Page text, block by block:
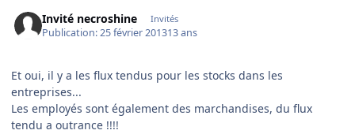
Invité necroshine Invités
Publication:25 février 201313 ans
Et oui, il y a les flux tendus pour les stocks dans les
entreprises...
Les employés sont également des marchandises, du flux
tendu a outrance !!!!